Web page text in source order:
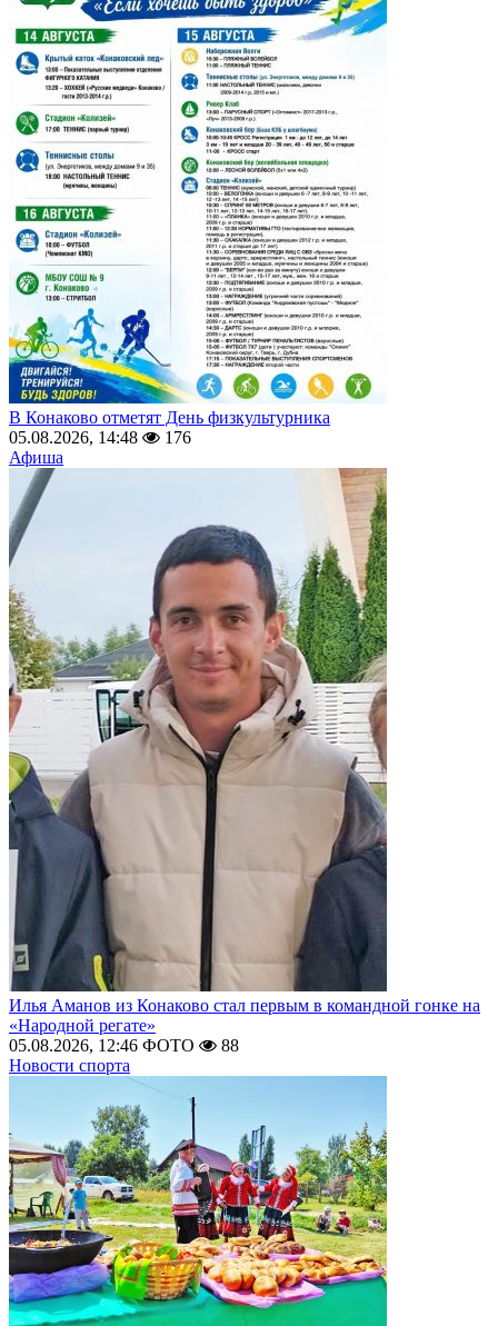
В Конаково отметят День физкультурника
05.08.2026, 14:48
176
Афиша
Илья Аманов из Конаково стал первым в командной гонке на
«Народной регате»
05.08.2026, 12:46 ФОТО
88
Новости спорта